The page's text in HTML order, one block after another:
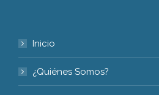
Inicio
¿Quiénes Somos?